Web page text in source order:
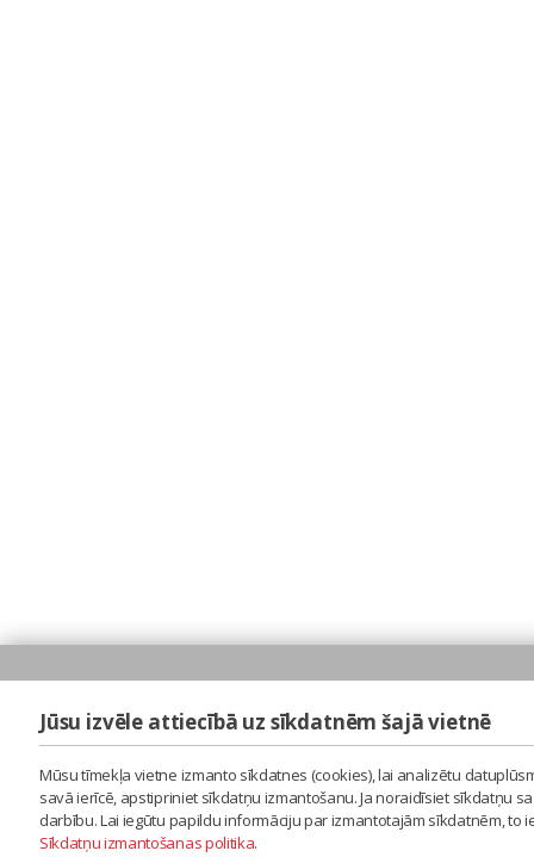
Jūsu izvēle attiecībā uz sīkdatnēm šajā vietnē
Mūsu tīmekļa vietne izmanto sīkdatnes (cookies), lai analizētu
savā ierīcē, apstipriniet sīkdatņu izmantošanu. Ja noraidīsiet sīkdatņu
darbību. Lai iegūtu papildu informāciju par izmantotajām sīkdatnēm,
Sīkdatņu izmantošanas politika.